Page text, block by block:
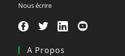
Nous écrire
A Propos